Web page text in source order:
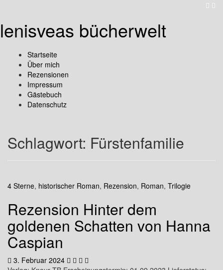
lenisveas bücherwelt
Startseite
Über mich
Rezensionen
Impressum
Gästebuch
Datenschutz
Schlagwort: Fürstenfamilie
4 Sterne, historischer Roman, Rezension, Roman, Trilogie
Rezension Hinter dem
goldenen Schatten von Hanna
Caspian
3. Februar 2024